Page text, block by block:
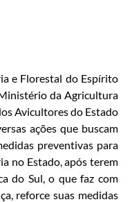
e Florestal do Espírito
da Agricultura
Avicultores do Estado
ações que buscam
preventivas para
no Estado, após terem
do Sul, o que faz com
reforce suas medidas